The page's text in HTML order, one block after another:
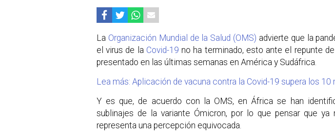
La Organización Mundial de la Salud (OMS) advierte que la
el virus de la Covid-19 no ha terminado, esto ante el repunte
presentado en las últimas semanas en América y Sudáfrica.
Lea más: Aplicación de vacuna contra la Covid-19 supera los 10
Y es que, de acuerdo con la OMS, en África se han
sublinajes de la variante Ómicron, por lo que pensar que ya
representa una percepción equivocada.